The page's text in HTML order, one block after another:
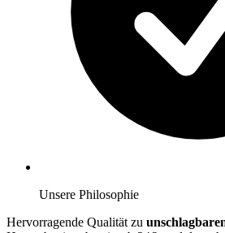
Unsere Philosophie
Hervorragende Qualität zu